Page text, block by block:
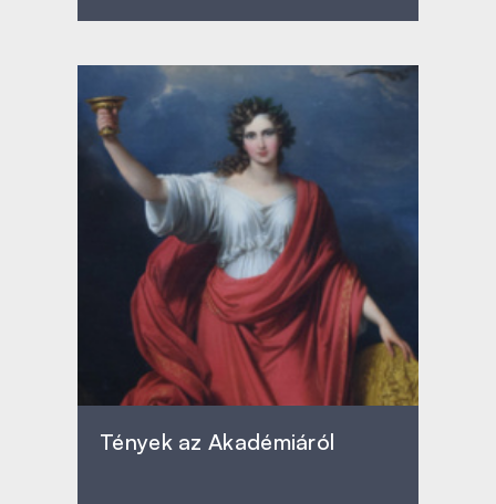
Tények az Akadémiáról